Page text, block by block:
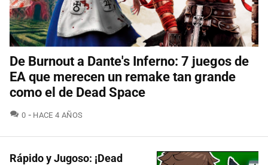
De Burnout a Dante's Inferno: 7 juegos de
EA que merecen un remake tan grande
como el de Dead Space
0 COMENTARIOS
HACE 4 AÑOS
Rápido y Jugoso: ¡Dead